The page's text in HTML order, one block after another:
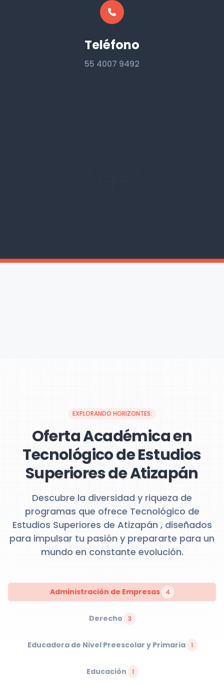
Teléfono
55 4007 9492
EXPLORANDO HORIZONTES:
Oferta Académica en
Tecnológico de Estudios
Superiores de Atizapán
Descubre la diversidad y riqueza de
programas que ofrece Tecnológico de
Estudios Superiores de Atizapán , diseñados
para impulsar tu pasión y prepararte para un
mundo en constante evolución.
Administración de Empresas 4
Derecho 3
Educadora de Nivel Preescolar y Primaria 1
Educación 1